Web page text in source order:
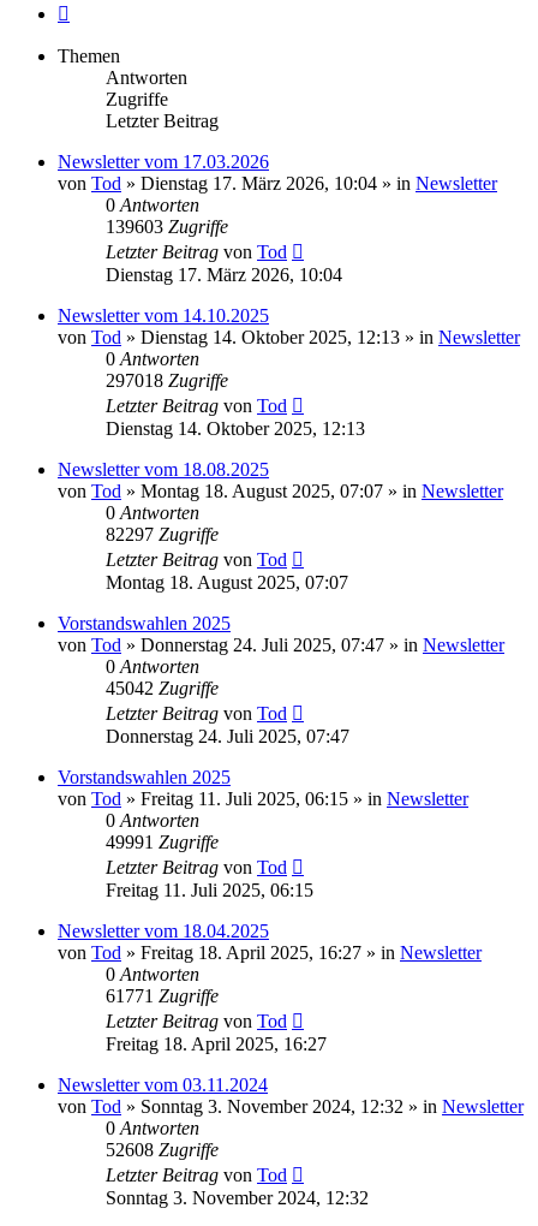
Themen
Antworten
Zugriffe
Letzter Beitrag
Newsletter vom 17.03.2026
von Tod » Dienstag 17. März 2026, 10:04 » in Newsletter
0 Antworten
139603 Zugriffe
Letzter Beitrag von Tod
Dienstag 17. März 2026, 10:04
Newsletter vom 14.10.2025
von Tod » Dienstag 14. Oktober 2025, 12:13 » in Newsletter
0 Antworten
297018 Zugriffe
Letzter Beitrag von Tod
Dienstag 14. Oktober 2025, 12:13
Newsletter vom 18.08.2025
von Tod » Montag 18. August 2025, 07:07 » in Newsletter
0 Antworten
82297 Zugriffe
Letzter Beitrag von Tod
Montag 18. August 2025, 07:07
Vorstandswahlen 2025
von Tod » Donnerstag 24. Juli 2025, 07:47 » in Newsletter
0 Antworten
45042 Zugriffe
Letzter Beitrag von Tod
Donnerstag 24. Juli 2025, 07:47
Vorstandswahlen 2025
von Tod » Freitag 11. Juli 2025, 06:15 » in Newsletter
0 Antworten
49991 Zugriffe
Letzter Beitrag von Tod
Freitag 11. Juli 2025, 06:15
Newsletter vom 18.04.2025
von Tod » Freitag 18. April 2025, 16:27 » in Newsletter
0 Antworten
61771 Zugriffe
Letzter Beitrag von Tod
Freitag 18. April 2025, 16:27
Newsletter vom 03.11.2024
von Tod » Sonntag 3. November 2024, 12:32 » in Newsletter
0 Antworten
52608 Zugriffe
Letzter Beitrag von Tod
Sonntag 3. November 2024, 12:32